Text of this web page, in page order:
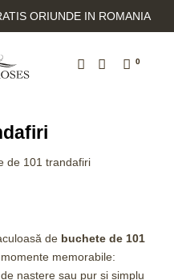
ORIUNDE IN ROMANIA
0
de 101 trandafiri
de buchete de 101
memorabile:
naștere sau pur și simplu